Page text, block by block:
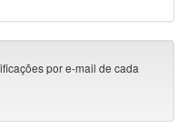
por e-mail de cada